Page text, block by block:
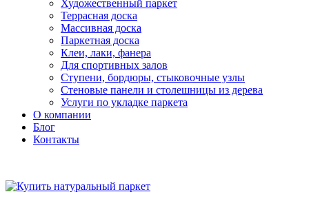
Художественный паркет
Террасная доска
Массивная доска
Паркетная доска
Клеи, лаки, фанера
Для спортивных залов
Ступени, бордюры, стыковочные узлы
Стеновые панели и столешницы из дерева
Услуги по укладке паркета
О компании
Блог
Контакты